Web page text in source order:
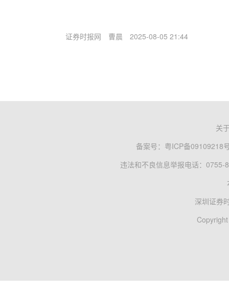
证券时报网 曹晨 2025-08-05 21:44
关
备案号： 粤ICP备09109218
违法和不良信息举报电话：0755-
深圳证券